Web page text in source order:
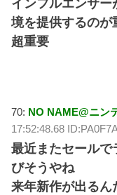
インフルエンサ
境を提供するのが
超重要
70: NO NAME@ニン
17:52:48.68
最近またセールで
びそうやね
来年新作が出るん